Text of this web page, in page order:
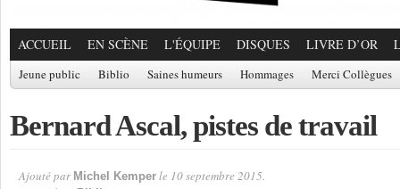
ACCUEIL EN SCÈNE L'ÉQUIPE DISQUES LIVRE D’OR
Jeune public Biblio Saines humeurs Hommages Merci Collègues
Bernard Ascal, pistes de travail
Ajouté par Michel Kemper le 10 septembre 2015.